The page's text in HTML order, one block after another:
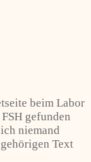
beim Labor
gefunden
niemand
Text